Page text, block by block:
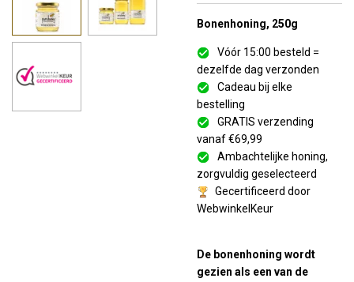
Bonenhoning, 250g
Vóór 15:00 besteld =
dezelfde dag verzonden
Cadeau bij elke
bestelling
GRATIS verzending
vanaf €69,99
Ambachtelijke honing,
zorgvuldig geselecteerd
Gecertificeerd door
WebwinkelKeur
De bonenhoning wordt
gezien als een van de